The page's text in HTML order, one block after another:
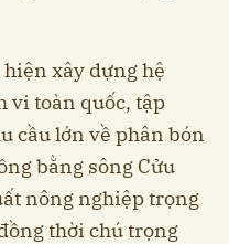
xây dựng hệ
vi toàn quốc, tập
cầu lớn về phân bón
bằng sông Cửu
nông nghiệp trọng
thời chú trọng